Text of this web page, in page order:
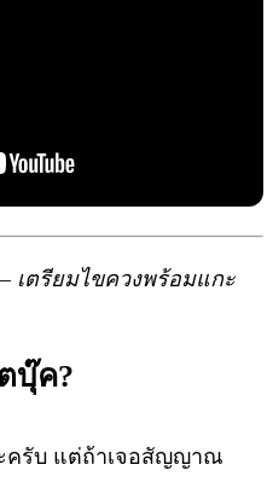
เตรียมไขควงพร้อมแกะ
บุ๊ค?
ครับ แต่ถ้าเจอสัญญาณ